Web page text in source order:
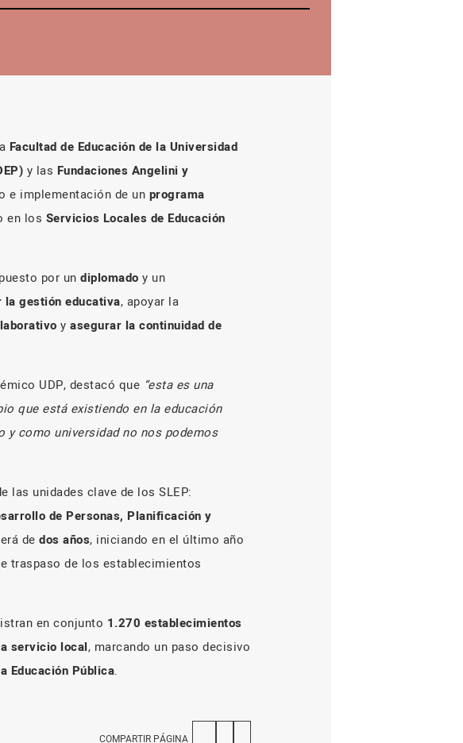
Facultad de Educación de la Universidad
y las Fundaciones Angelini y
e implementación de un programa
en los Servicios Locales de Educación
por un diplomado y un
gestión educativa, apoyar la
y asegurar la continuidad de
UDP, destacó que “esta es una
que está existiendo en la educación
y como universidad no nos podemos
las unidades clave de los SLEP:
de Personas, Planificación y
de dos años, iniciando en el último año
traspaso de los establecimientos
en conjunto 1.270 establecimientos
servicio local, marcando un paso decisivo
Educación Pública.
COMPARTIR PÁGINA